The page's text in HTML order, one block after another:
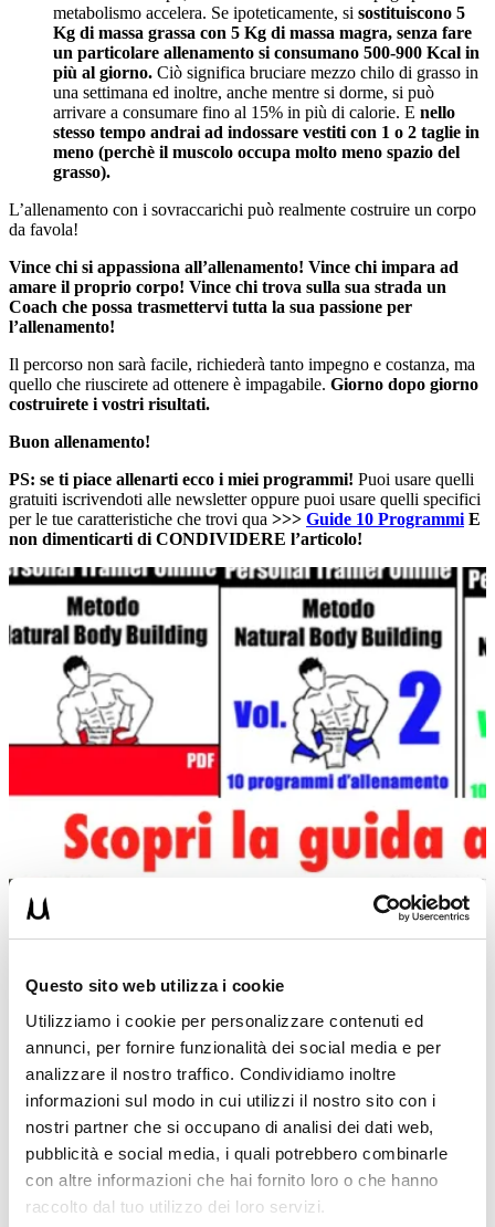
Questo sito web utilizza i cookie
Utilizziamo i cookie per personalizzare contenuti ed
annunci, per fornire funzionalità dei social media e per
analizzare il nostro traffico. Condividiamo inoltre
informazioni sul modo in cui utilizzi il nostro sito con i
nostri partner che si occupano di analisi dei dati web,
pubblicità e social media, i quali potrebbero combinarle
con altre informazioni che hai fornito loro o che hanno
raccolto dal tuo utilizzo dei loro servizi.
metabolismo accelera. Se ipoteticamente, si sostituiscono 5
Kg di massa grassa con 5 Kg di massa magra, senza fare
un particolare allenamento si consumano 500-900 Kcal in
più al giorno. Ciò significa bruciare mezzo chilo di grasso in
una settimana ed inoltre, anche mentre si dorme, si può
arrivare a consumare fino al 15% in più di calorie. E nello
stesso tempo andrai ad indossare vestiti con 1 o 2 taglie in
meno (perchè il muscolo occupa molto meno spazio del
grasso).
L’allenamento con i sovraccarichi può realmente costruire un corpo
da favola!
Vince chi si appassiona all’allenamento! Vince chi impara ad
amare il proprio corpo! Vince chi trova sulla sua strada un
Coach che possa trasmettervi tutta la sua passione per
l’allenamento!
Il percorso non sarà facile, richiederà tanto impegno e costanza, ma
quello che riuscirete ad ottenere è impagabile. Giorno dopo giorno
costruirete i vostri risultati.
Buon allenamento!
PS: se ti piace allenarti ecco i miei programmi! Puoi usare quelli
gratuiti iscrivendoti alle newsletter oppure puoi usare quelli specifici
per le tue caratteristiche che trovi qua >>> Guide 10 Programmi E
non dimenticarti di CONDIVIDERE l’articolo!
Condividi: